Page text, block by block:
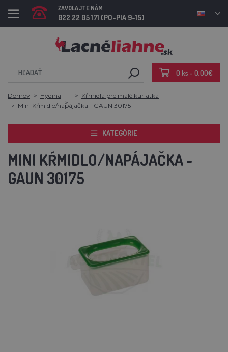
ZAVOLAJTE NÁM
022 22 05 171 (PO-PIA 9-15)
0 ks - 0,00€
Domov Hydina
Kŕmidlá pre malé kuriatka
Mini Kŕmidlo/napájačka - GAUN 30175
KATEGÓRIE
MINI KŔMIDLO/NAPÁJAČKA -
GAUN 30175